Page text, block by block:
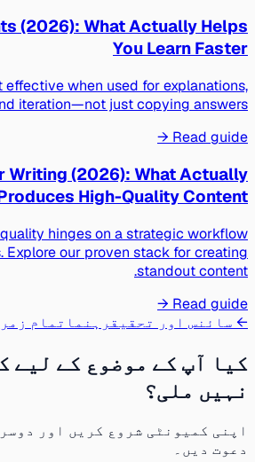
(2026): What Actually Helps
You Learn Faster
effective when used for explanations,
iteration—not just copying answers.
Read guide →
Writing (2026): What Actually
Produces High-Quality Content
hinges on a strategic workflow
Explore our proven stack for creating
standout content.
Read guide →
← سائنس اور تحقیقرہنماتمام
کیا آپ کے موضوع کے لیے
نہیں ملی؟
اپنی کمیونٹی شروع کریں اور
دعوت دیں۔